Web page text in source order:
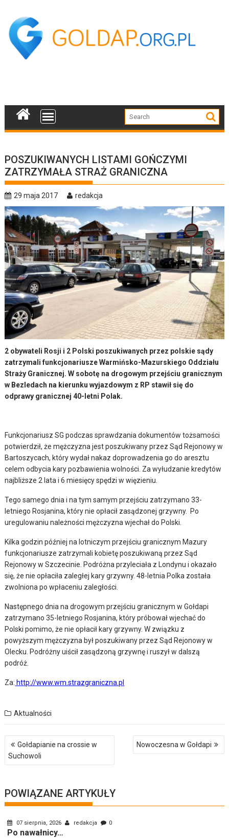
content
POSZUKIWANYCH LISTAMI GOŃCZYMI
ZATRZYMAŁA STRAŻ GRANICZNA
29 maja 2017 redakcja
2 obywateli Rosji i 2 Polski poszukiwanych przez polskie sądy
zatrzymali funkcjonariusze Warmińsko-Mazurskiego Oddziału
Straży Granicznej. W sobotę na drogowym przejściu granicznym
w Bezledach na kierunku wyjazdowym z RP stawił się do
odprawy granicznej 40-letni Polak.
Funkcjonariusz SG podczas sprawdzania dokumentów tożsamości
potwierdził, że mężczyzna jest poszukiwany przez Sąd Rejonowy w
Bartoszycach, który wydał nakaz doprowadzenia go do aresztu
celem odbycia kary pozbawienia wolności. Za wyłudzanie kredytów
najbliższe 2 lata i 6 miesięcy spędzi w więzieniu.
Tego samego dnia i na tym samym przejściu zatrzymano 33-
letniego Rosjanina, który nie opłacił zasądzonej grzywny. Po
uregulowaniu należności mężczyzna wjechał do Polski.
Kilka godzin później na lotniczym przejściu granicznym Mazury
funkcjonariusze zatrzymali kobietę poszukiwaną przez Sąd
Rejonowy w Szczecinie. Podróżna przyleciała z Londynu i okazało
się, że nie opłaciła zaległej kary grzywny. 48-letnia Polka została
zwolniona po wpłaceniu zaległości.
Następnego dnia na drogowym przejściu granicznym w Gołdapi
zatrzymano 35-letniego Rosjanina, który próbował wjechać do
Polski pomimo, że nie opłacił kary grzywny. W związku z
powyższym mężczyzna był poszukiwany przez Sąd Rejonowy w
Olecku. Podróżny uiścił zasądzoną grzywnę i ruszył w dalszą
podróż.
Za: http://www.wm.strazgraniczna.pl
Aktualności
Nawigacja
wpisu
Gołdapianie na crossie w
Suchowoli
Nowoczesna w Gołdapi
POWIĄZANE ARTYKUŁY
07 sierpnia, 2026 redakcja 0
Po nawałnicy…